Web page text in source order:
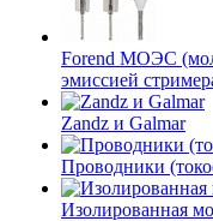
Forend МОЭС
эмиссией
Zandz и Galmar
Проводники
Изолированная